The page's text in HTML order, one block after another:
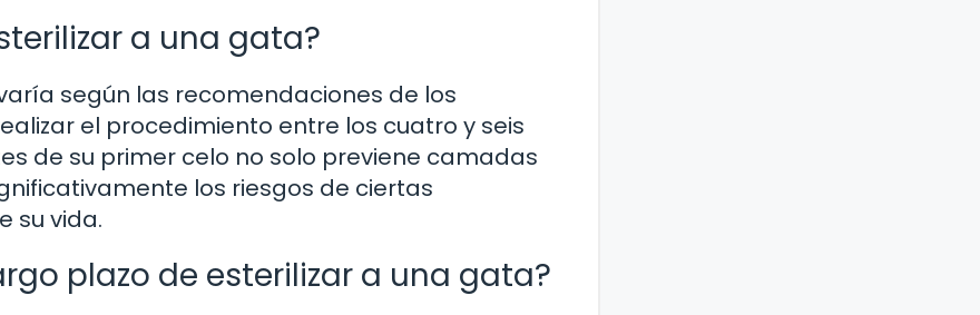
a una gata?
según las recomendaciones de los
el procedimiento entre los cuatro y seis
de su primer celo no solo previene camadas
los riesgos de ciertas
su vida.
plazo de esterilizar a una gata?